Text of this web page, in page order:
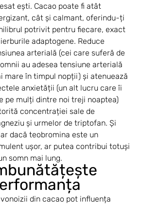
ești. Cacao poate fi atât
cât și calmant, oferindu-ți
potrivit pentru fiecare, exact
adaptogene. Reduce
arterială (cei care suferă de
au adesea tensiune arterială
mare în timpul nopții) și atenuează
anxietății (un alt lucru care îi
pe mulți dintre noi treji noaptea)
concentrației sale de
și urmelor de triptofan. Și
dacă teobromina este un
ușor, ar putea contribui totuși
somn mai lung.
din cacao pot influența